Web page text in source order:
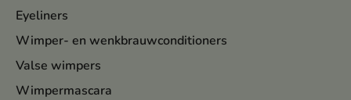
Eyeliners
Wimper- en wenkbrauwconditioners
Valse wimpers
Wimpermascara